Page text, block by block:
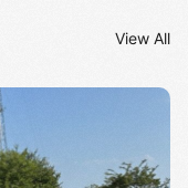
View All